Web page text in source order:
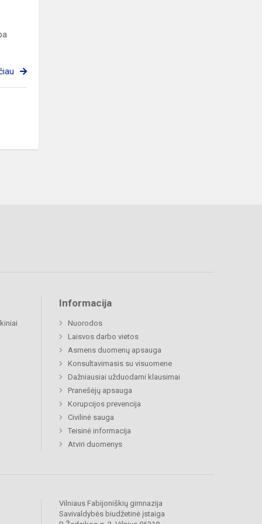
Informacija
Nuorodos
Laisvos darbo vietos
Asmens duomenų apsauga
Konsultavimasis su visuomene
Dažniausiai užduodami klausimai
Pranešėjų apsauga
Korupcijos prevencija
Civilinė sauga
Teisinė informacija
Atviri duomenys
Vilniaus Fabijoniškių gimnazija
Savivaldybės biudžetinė įstaiga